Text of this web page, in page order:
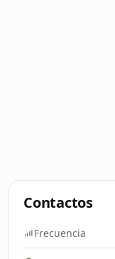
Contactos
Frecuencia